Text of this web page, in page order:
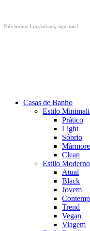
Nós somos fantásticos, siga-nos!
Casas de Banho
Estilo
Prático
Light
Sóbrio
Mármore
Clean
Estilo Moderno
Atual
Black
Jovem
Trend
Vegan
Viagem